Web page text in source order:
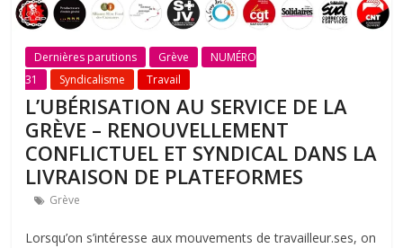
Dernières parutions Grève
NUMÉRO
31
Syndicalisme Travail
L’UBÉRISATION AU SERVICE DE LA
GRÈVE – RENOUVELLEMENT
CONFLICTUEL ET SYNDICAL DANS LA
LIVRAISON DE PLATEFORMES
Grève
Lorsqu’on s’intéresse aux mouvements de travailleur.ses, on